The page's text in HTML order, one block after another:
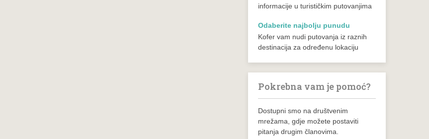
informacije u turističkim putovanjima
Odaberite najbolju punudu
Kofer vam nudi putovanja iz raznih
destinacija za određenu lokaciju
Pokrebna vam je pomoć?
Dostupni smo na društvenim
mrežama, gdje možete postaviti
pitanja drugim članovima.